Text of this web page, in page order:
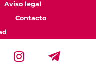
Aviso legal
Contacto